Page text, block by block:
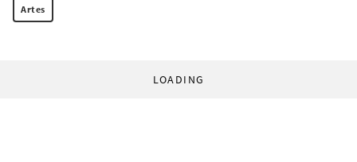
Artes
LOADING